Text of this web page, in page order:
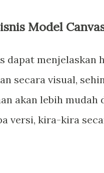
Model
dapat menjelaskan
secara visual,
akan lebih mudah
versi, kira-kira